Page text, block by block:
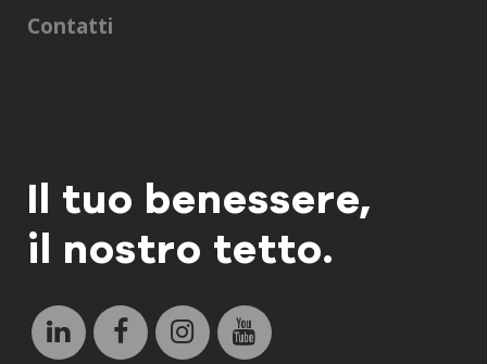
Contatti
Il tuo benessere,
il nostro tetto.